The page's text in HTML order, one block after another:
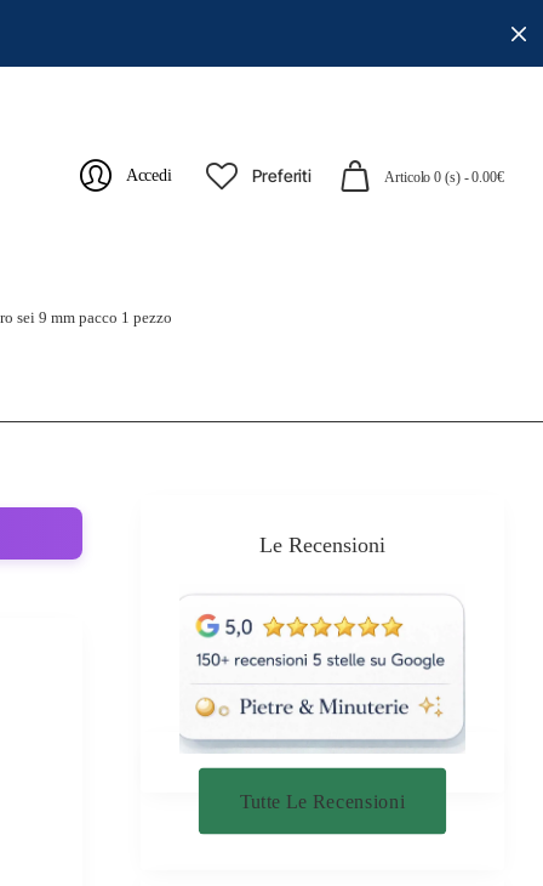
Accedi Preferiti Articolo 0 (s) - 0.00€
sei 9 mm pacco 1 pezzo
Le Recensioni
Tutte Le Recensioni